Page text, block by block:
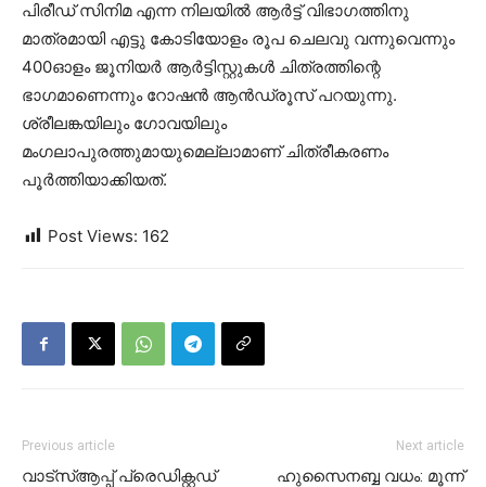
പിരീഡ് സിനിമ എന്ന നിലയില്‍ ആര്‍ട്ട് വിഭാഗത്തിനു
മാത്രമായി എട്ടു കോടിയോളം രൂപ ചെലവു വന്നുവെന്നും
400ഓളം ജൂനിയര്‍ ആര്‍ട്ടിസ്റ്റുകള്‍ ചിത്രത്തിന്റെ
ഭാഗമാണെന്നും റോഷന്‍ ആന്‍ഡ്രൂസ് പറയുന്നു.
ശ്രീലങ്കയിലും ഗോവയിലും
മംഗലാപുരത്തുമായുമെല്ലാമാണ് ചിത്രീകരണം
പൂര്‍ത്തിയാക്കിയത്.
Post Views: 162
Previous article
വാട്‌സ്ആപ്പ് പ്രെഡിക്റ്റഡ്
Next article
ഹുസൈനബ്ബ വധം: മൂന്ന്